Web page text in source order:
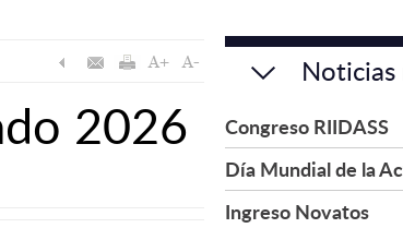
2026
Noticias
Congreso RIIDASS
Día Mundial de la
Ingreso Novatos